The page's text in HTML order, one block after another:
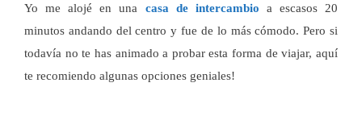
Yo me alojé en una casa de intercambio a escasos 20
minutos andando del centro y fue de lo más cómodo. Pero si
todavía no te has animado a probar esta forma de viajar, aquí
te recomiendo algunas opciones geniales!